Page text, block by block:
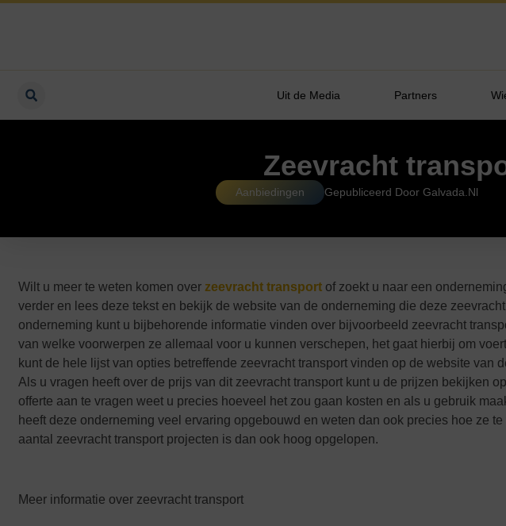
Uit de Media Partners
Zeevracht
Aanbiedingen Gepubliceerd Door Galvada.nl
Wilt u meer te weten komen over zeevracht transport of zoekt u naar een
verder en lees deze tekst en bekijk de website van de onderneming die deze
onderneming kunt u bijbehorende informatie vinden over bijvoorbeeld zeevracht
van welke voorwerpen ze allemaal voor u kunnen verschepen, het gaat hierbij om
kunt de hele lijst van opties betreffende zeevracht transport vinden op de website van
Als u vragen heeft over de prijs van dit zeevracht transport kunt u de prijzen bekijken
offerte aan te vragen weet u precies hoeveel het zou gaan kosten en als u gebruik
heeft deze onderneming veel ervaring opgebouwd en weten dan ook precies hoe ze
aantal zeevracht transport projecten is dan ook hoog opgelopen.
Meer informatie over zeevracht transport